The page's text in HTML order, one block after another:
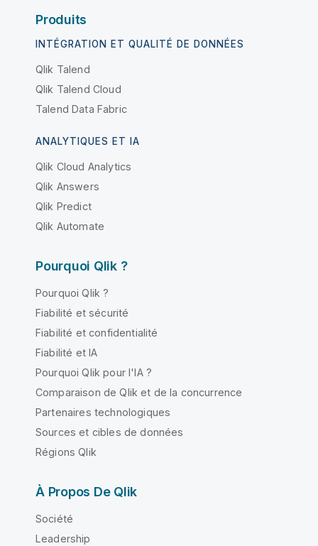
Produits
INTÉGRATION ET QUALITÉ DE DONNÉES
Qlik Talend
Qlik Talend Cloud
Talend Data Fabric
ANALYTIQUES ET IA
Qlik Cloud Analytics
Qlik Answers
Qlik Predict
Qlik Automate
Pourquoi Qlik ?
Pourquoi Qlik ?
Fiabilité et sécurité
Fiabilité et confidentialité
Fiabilité et IA
Pourquoi Qlik pour l'IA ?
Comparaison de Qlik et de la concurrence
Partenaires technologiques
Sources et cibles de données
Régions Qlik
À Propos De Qlik
Société
Leadership